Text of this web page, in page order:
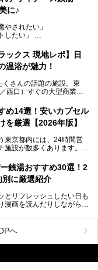
運んでくれる人にも愛され
変わりました。洞窟のよ
ポットも併せて紹介しま
本の入浴料が銭湯価格の5
に♪
やされたい」
したい」
湯です。
ーズ銭湯」や「ネオ銭
な銭湯なのか、その気に
めの順番で一挙にご紹介
ックス 現地レポ】日
温浴が魅力！
くさんの話題の施設。東
西口）すぐの大型商業施
ープン。施設の様子をレ
め14選！安いカプセル
を厳選【2026年版】
東京都内には、24時間営
施設が数多くあります。
へのご褒美のための宿泊な
きなだけサ活ができるのが
く、カップルや女性に嬉し
をご紹介します。
銭湯おすすめ30選！2
に厳選紹介
とリフレッシュしたい日も
画を読んだりしながら一
のまま朝までゆっくりでき
ある人も多いのではないで
めのスーパー銭湯を、目的
へ